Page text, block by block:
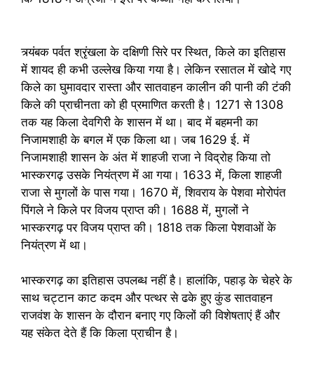
त्र्यंबक पर्वत श्रृंखला के दक्षिणी सिरे पर स्थित, किले का इतिहास
में शायद ही कभी उल्लेख किया गया है। लेकिन रसातल में खोदे गए
किले का घुमावदार रास्ता और सातवाहन कालीन की पानी की टंकी
किले की प्राचीनता को ही प्रमाणित करती है। 1271 से 1308
तक यह किला देवगिरी के शासन में था। बाद में बहमनी का
निजामशाही के बगल में एक किला था। जब 1629 ई. में
निजामशाही शासन के अंत में शाहजी राजा ने विद्रोह किया तो
भास्करगढ़ उसके नियंत्रण में आ गया। 1633 में, किला शाहजी
राजा से मुगलों के पास गया। 1670 में, शिवराय के पेशवा मोरोपंत
पिंगले ने किले पर विजय प्राप्त की। 1688 में, मुगलों ने
भास्करगढ़ पर विजय प्राप्त की। 1818 तक किला पेशवाओं के
नियंत्रण में था।
भास्करगढ़ का इतिहास उपलब्ध नहीं है। हालांकि, पहाड़ के चेहरे के
साथ चट्टान काट कदम और पत्थर से ढके हुए कुंड सातवाहन
राजवंश के शासन के दौरान बनाए गए किलों की विशेषताएं हैं और
यह संकेत देते हैं कि किला प्राचीन है।